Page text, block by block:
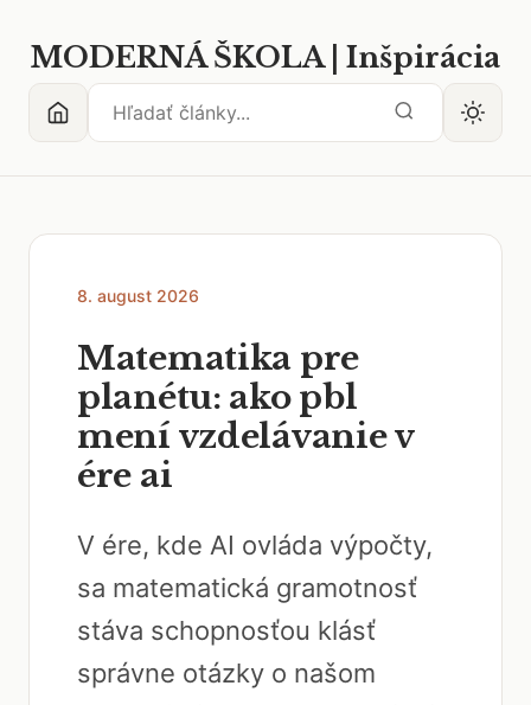
MODERNÁ ŠKOLA | Inšpirácia
8. august 2026
Matematika pre
planétu: ako pbl
mení vzdelávanie v
ére ai
V ére, kde AI ovláda výpočty,
sa matematická gramotnosť
stáva schopnosťou klásť
správne otázky o našom